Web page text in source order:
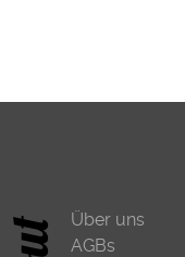
Über uns
AGBs